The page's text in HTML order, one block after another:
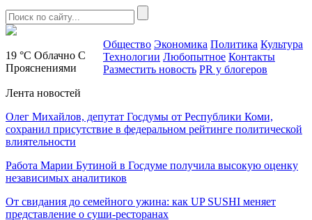
19 °C Облачно С
Прояснениями
Общество Экономика Политика Культура
Технологии Любопытное Контакты
Разместить новость PR у блогеров
Лента новостей
Олег Михайлов, депутат Госдумы от Республики Коми,
сохранил присутствие в федеральном рейтинге политической
влиятельности
Работа Марии Бутиной в Госдуме получила высокую оценку
независимых аналитиков
От свидания до семейного ужина: как UP SUSHI меняет
представление о суши-ресторанах